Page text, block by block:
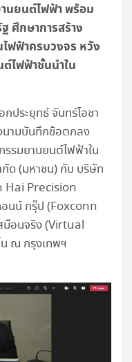
ยนต์ไฟฟ้า พร้อม
ศึกษาการสร้าง
ฟ้าครบวงจร หวัง
ไฟฟ้าชั้นนำใน
ประยุทธ์ จันทร์โอชา
นามบันทึกข้อตกลง
รรมยานยนต์ไฟฟ้าใน
กัด (มหาชน) กับ บริษัท
Hai Precision
นน์ กรุ๊ป (Foxconn
อนจริง (Virtual
ณ กรุงเทพฯ